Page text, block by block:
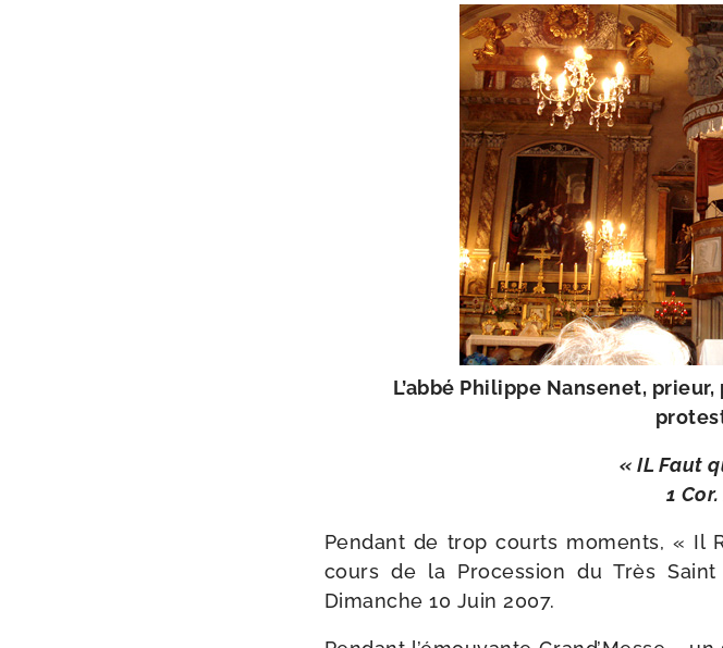
L’abbé Philippe Nansenet,
« IL Faut
1 Cor.
Pendant de trop courts moments, « Il
cours de la Procession du Très
Dimanche 10 Juin 2007.